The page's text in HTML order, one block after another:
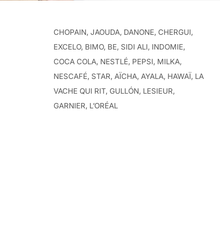
CHOPAIN, JAOUDA, DANONE, CHERGUI,
EXCELO, BIMO, BE, SIDI ALI, INDOMIE,
COCA COLA, NESTLÉ, PEPSI, MILKA,
NESCAFÉ, STAR, AÏCHA, AYALA, HAWAÏ, LA
VACHE QUI RIT, GULLÓN, LESIEUR,
GARNIER, L’ORÉAL